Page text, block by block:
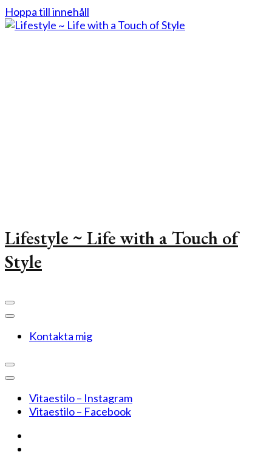
Hoppa till innehåll
Lifestyle ~ Life with a Touch of
Style
Kontakta mig
Vitaestilo – Instagram
Vitaestilo – Facebook